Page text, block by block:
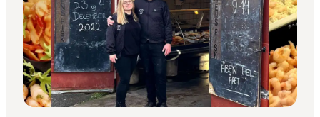
Unterkünfte
Nützliches